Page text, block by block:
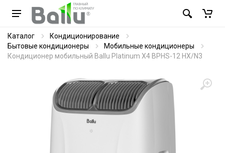
Каталог
Кондиционирование
Бытовые кондиционеры
Мобильные кондиционеры
Кондиционер мобильный Ballu Platinum X4 BPHS-12 HX/N3